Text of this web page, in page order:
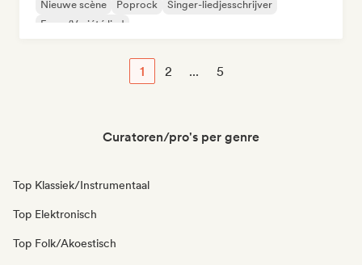
Nieuwe scène Poprock
Singer-liedjesschrijver
Frans/Variété lied
1 2 ... 5
Curatoren/pro's per genre
Top Klassiek/Instrumentaal
Top Elektronisch
Top Folk/Akoestisch